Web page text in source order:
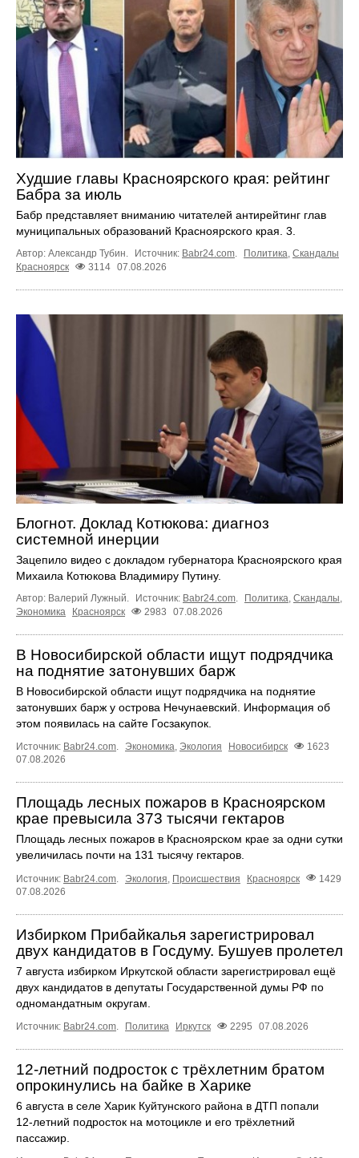
Худшие главы Красноярского края: рейтинг
Бабра за июль
Бабр представляет вниманию читателей антирейтинг глав
муниципальных образований Красноярского края. 3.
Автор: Александр Тубин. Источник: Babr24.com Политика Скандалы
Красноярск
3114 07.08.2026
Блогнот. Доклад Котюкова: диагноз
системной инерции
Зацепило видео с докладом губернатора Красноярского края
Михаила Котюкова Владимиру Путину.
Автор: Валерий Лужный. Источник: Babr24.com. Политика, Скандалы,
Экономика
Красноярск 2983 07.08.2026
В Новосибирской области ищут подрядчика
на поднятие затонувших барж
В Новосибирской области ищут подрядчика на поднятие
затонувших барж у острова Нечунаевский. Информация об
этом появилась на сайте Госзакупок.
Источник: Babr24.com. Экономика, Экология Новосибирск
1623
07.08.2026
Площадь лесных пожаров в Красноярском
крае превысила 373 тысячи гектаров
Площадь лесных пожаров в Красноярском крае за одни сутки
увеличилась почти на 131 тысячу гектаров.
Источник: Babr24.com Экология Происшествия Красноярск
1429
07.08.2026
Избирком Прибайкалья зарегистрировал
двух кандидатов в Госдуму. Бушуев пролетел
7 августа избирком Иркутской области зарегистрировал ещё
двух кандидатов в депутаты Государственной думы РФ по
одномандатным округам.
Источник: Babr24.com Политика Иркутск 2295 07.08.2026
12‑летний подросток с трёхлетним братом
опрокинулись на байке в Харике
6 августа в селе Харик Куйтунского района в ДТП попали
12‑летний подросток на мотоцикле и его трёхлетний
пассажир.